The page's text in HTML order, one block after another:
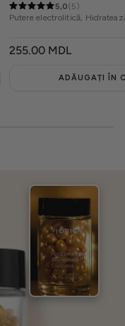
5,0(5)
Putere electrolitică,
PREȚ
255.00 MDL
ADĂUGAȚI ÎN